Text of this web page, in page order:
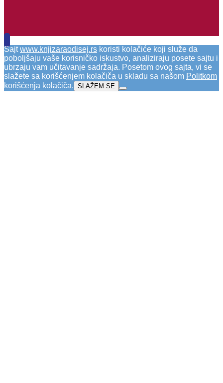
Sajtwww.knjizaraodisej.rs koristi kolačiće koji služe da
poboljšaju vaše korisničko iskustvo, analiziraju posete sajtu i
ubrzaju vam učitavanje sadržaja. Posetom ovog sajta, vi se
slažete sa korišćenjem kolačiča u skladu sa našom Politkom
korišćenja kolačiča. SLAŽEM SE